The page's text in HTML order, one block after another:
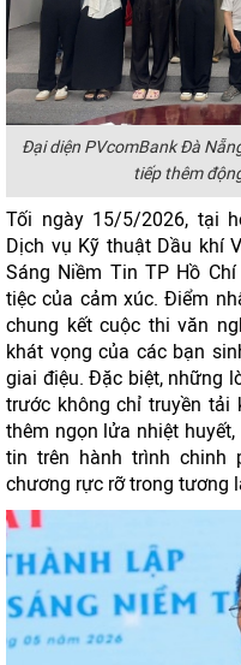
Đại diện PVcomBank Đà
tiếp thêm
Tối ngày 15/5/2026, tại
Dịch vụ Kỹ thuật Dầu khí
Sáng Niềm Tin TP Hồ
tiệc của cảm xúc. Điểm
chung kết cuộc thi văn
khát vọng của các bạn
giai điệu. Đặc biệt, những
trước không chỉ truyền tải
thêm ngọn lửa nhiệt
tin trên hành trình chinh
chương rực rỡ trong tương